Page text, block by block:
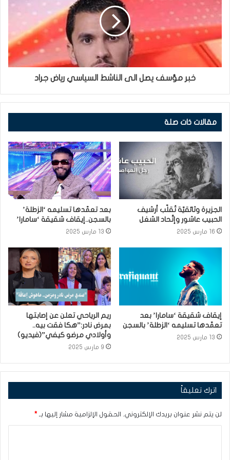
خبر مؤسف يصل الى الناشط السياسي رياض جراد
مقالات ذات صلة
الجزيرة وثائقيّة تُقلّب أرشيف
الحبيب عاشور وإتّحاد الشغل
16 مارس 2025
بعد تعمّدها تسليمه ‘الزطلة’
بالسجن..إيقاف شقيقة ‘سامارا’
13 مارس 2025
إيقاف شقيقة ‘سامارا’ بعد
تعمّدها تسليمه ‘الزطلة’ بالسجن
13 مارس 2025
ريم الرياحي تعلن عن إصابتها
بمرض نادر:”هكا فقت بيه..
وأولادي مرضو كيفي”(فيديو)
9 مارس 2025
اترك تعليقاً
لن يتم نشر عنوان بريدك الإلكتروني. الحقول الإلزامية مشار إليها بـ *